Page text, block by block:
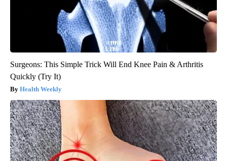
Surgeons: This Simple Trick Will End Knee Pain & Arthritis
Quickly (Try It)
Health Weekly